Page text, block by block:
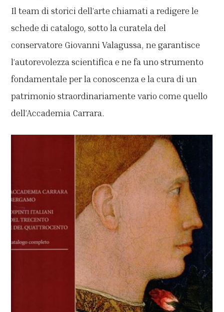
Il team di storici dell’arte chiamati a redigere le
schede di catalogo, sotto la curatela del
conservatore Giovanni Valagussa, ne garantisce
l’autorevolezza scientifica e ne fa uno strumento
fondamentale per la conoscenza e la cura di un
patrimonio straordinariamente vario come quello
dell’Accademia Carrara.